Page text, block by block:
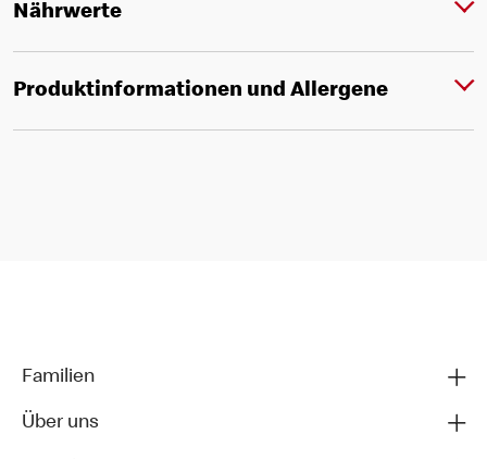
Nährwerte
Produktinformationen und Allergene
Familien
Über uns